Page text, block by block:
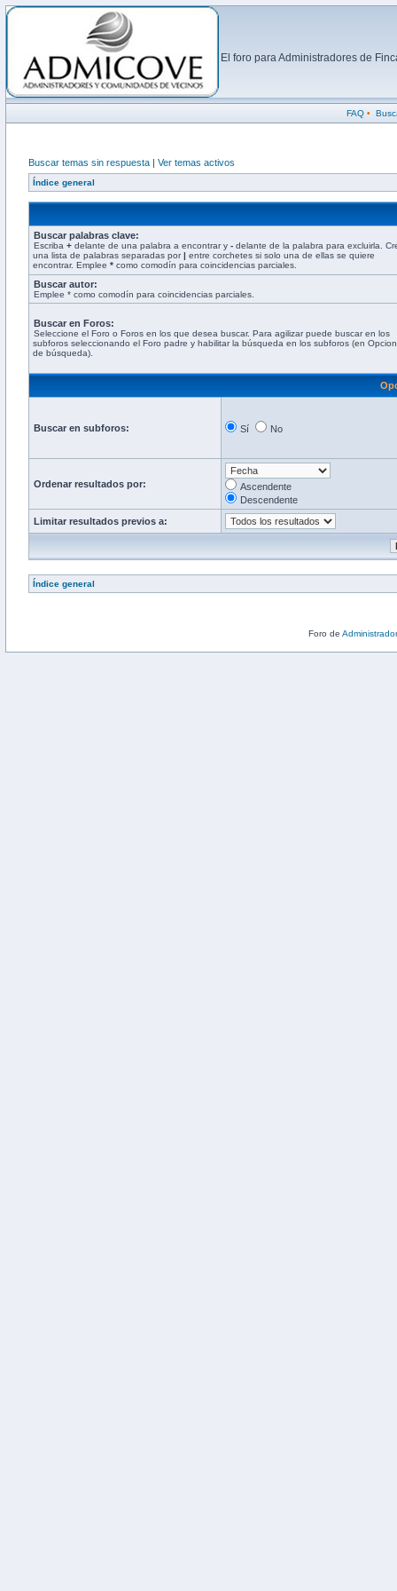
El foro para Administradores de
FAQ•
Buscar temas sin respuesta | Ver temas activos
Índice general
Buscar palabras clave:
Escriba + delante de una palabra a encontrar y - delante de la palabra para excluirla.
una lista de palabras separadas por| entre corchetes si solo una de ellas se quiere
encontrar. Emplee * como comodín para coincidencias parciales.
Buscar autor:
Emplee * como comodín para coincidencias parciales.
Buscar en Foros:
Seleccione el Foro o Foros en los que desea buscar. Para agilizar puede buscar en los
subforos seleccionando el Foro padre y habilitar la búsqueda en los subforos (en
de búsqueda).
Buscar en subforos: Sí No
Ordenar resultados por:
Ascendente
Descendente
Limitar resultados previos a:
Índice general
Foro de